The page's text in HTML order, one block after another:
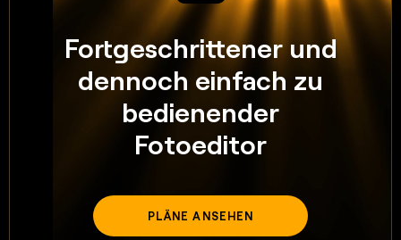
Fortgeschrittener und
dennoch einfach zu
bedienender
Fotoeditor
PLÄNE ANSEHEN